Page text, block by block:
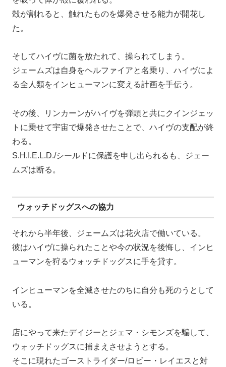
殻が割れると、触れたものを爆発させる能力が開花し
た。
そしてハイヴに菌を放たれて、操られてしまう。
ジェームズは自身をヘルファイアと名乗り、ハイヴによ
る全人類をインヒューマンに変える計画を手伝う。
その後、リンカーンがハイヴを弾頭と共にクインジェッ
トに乗せて宇宙で爆発させたことで、ハイヴの支配が終
わる。
S.H.I.E.L.D./シールドに保護を申し出られるも、ジェー
ムズは断る。
ウォッチドッグスへの協力
それから半年後、ジェームズは花火店で働いている。
彼はハイヴに操られたことや今の状況を後悔し、インヒ
ューマンを狩るウォッチドッグスに手を貸す。
インヒューマンを全滅させたのちに自分も死のうとして
いる。
店にやって来たデイジーとジェマ・シモンズを騙して、
ウォッチドッグスに捕まえさせようとする。
そこに現れたゴーストライダー/ロビー・レイエスと対